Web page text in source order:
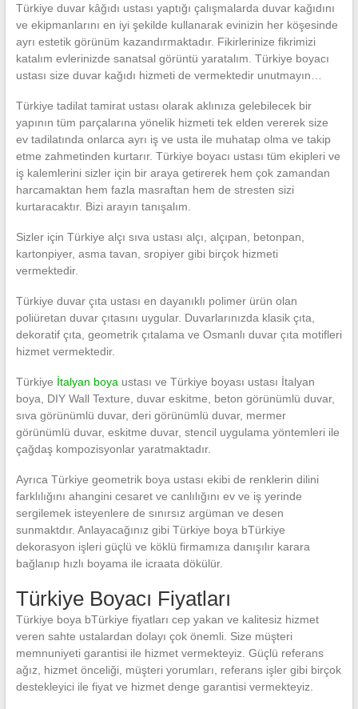
Türkiye duvar kâğıdı ustası yaptığı çalışmalarda duvar kağıdını
ve ekipmanlarını en iyi şekilde kullanarak evinizin her köşesinde
ayrı estetik görünüm kazandırmaktadır. Fikirlerinize fikrimizi
katalım evlerinizde sanatsal görüntü yaratalım. Türkiye boyacı
ustası size duvar kağıdı hizmeti de vermektedir unutmayın…
Türkiye tadilat tamirat ustası olarak aklınıza gelebilecek bir
yapının tüm parçalarına yönelik hizmeti tek elden vererek size
ev tadilatında onlarca ayrı iş ve usta ile muhatap olma ve takip
etme zahmetinden kurtarır. Türkiye boyacı ustası tüm ekipleri ve
iş kalemlerini sizler için bir araya getirerek hem çok zamandan
harcamaktan hem fazla masraftan hem de stresten sizi
kurtaracaktır. Bizi arayın tanışalım.
Sizler için Türkiye alçı sıva ustası alçı, alçıpan, betonpan,
kartonpiyer, asma tavan, sropiyer gibi birçok hizmeti
vermektedir.
Türkiye duvar çıta ustası en dayanıklı polimer ürün olan
poliüretan duvar çıtasını uygular. Duvarlarınızda klasik çıta,
dekoratif çıta, geometrik çıtalama ve Osmanlı duvar çıta motifleri
hizmet vermektedir.
Türkiye İtalyan boya ustası ve Türkiye boyası ustası İtalyan
boya, DIY Wall Texture, duvar eskitme, beton görünümlü duvar,
sıva görünümlü duvar, deri görünümlü duvar, mermer
görünümlü duvar, eskitme duvar, stencil uygulama yöntemleri ile
çağdaş kompozisyonlar yaratmaktadır.
Ayrıca Türkiye geometrik boya ustası ekibi de renklerin dilini
farklılığını ahangini cesaret ve canlılığını ev ve iş yerinde
sergilemek isteyenlere de sınırsız argüman ve desen
sunmaktdır. Anlayacağınız gibi Türkiye boya bTürkiye
dekorasyon işleri güçlü ve köklü firmamıza danışılır karara
bağlanıp hızlı boyama ile icraata dökülür.
Türkiye Boyacı Fiyatları
Türkiye boya bTürkiye fiyatları cep yakan ve kalitesiz hizmet
veren sahte ustalardan dolayı çok önemli. Size müşteri
memnuniyeti garantisi ile hizmet vermekteyiz. Güçlü referans
ağız, hizmet önceliği, müşteri yorumları, referans işler gibi birçok
destekleyici ile fiyat ve hizmet denge garantisi vermekteyiz.